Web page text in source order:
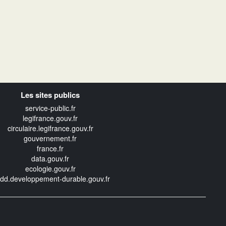
Les sites publics
service-public.fr
legifrance.gouv.fr
circulaire.legifrance.gouv.fr
gouvernement.fr
france.fr
data.gouv.fr
ecologie.gouv.fr
durable.gouv.fr